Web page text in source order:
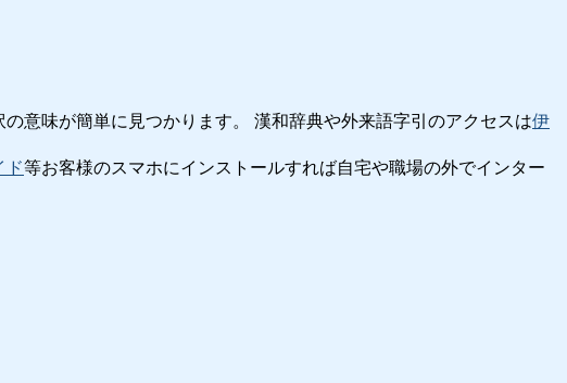
意味が簡単に見つかります。 漢和辞典や外来語字引のアクセスは伊
ド等お客様のスマホにインストールすれば自宅や職場の外でインター